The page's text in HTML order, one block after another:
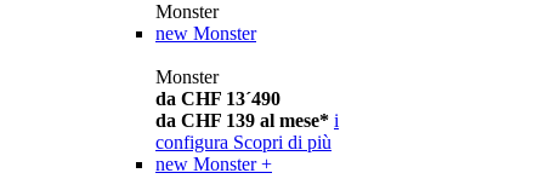
Monster
new Monster
Monster
da CHF 13´490
da CHF 139 al mese* i
configura Scopri di più
new Monster +